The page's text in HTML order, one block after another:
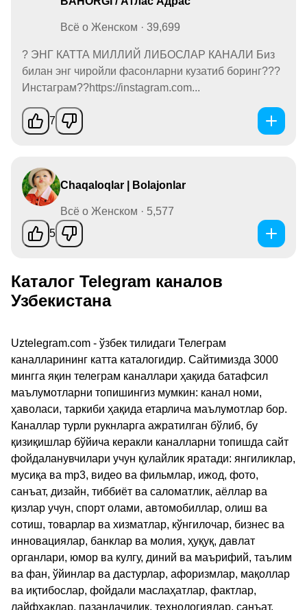
Всё о Женском · 39,699
? ЭНГ КАТТА МИЛЛИЙ ЛИБОСЛАР КАНАЛИ Биз
билан энг чиройли фасонларни кузатиб боринг???
Инстаграм??https://instagram.com...
7
Chaqaloqlar | Bolajonlar
Всё о Женском · 5,577
5
Каталог Telegram каналов
Узбекистана
Uztelegram.com - ўзбек тилидаги Телеграм
каналларининг катта каталогидир. Сайтимизда 3000
мингга яқин телеграм каналлари ҳақида батафсил
маълумотларни топишингиз мумкин: канал номи,
ҳаволаси, таркиби ҳақида етарлича маълумотлар бор.
Каналлар турли рукнларга ажратилган бўлиб, бу
қизиқишлар бўйича керакли каналларни топишда сайт
фойдаланувчилари учун қулайлик яратади: янгиликлар,
мусиқа ва mp3, видео ва фильмлар, ижод, фото,
санъат, дизайн, тиббиёт ва саломатлик, аёллар ва
қизлар учун, спорт олами, автомобиллар, олиш ва
сотиш, товарлар ва хизматлар, кўнгилочар, бизнес ва
инновациялар, банклар ва молия, ҳуқуқ, давлат
органлари, юмор ва кулгу, диний ва маърифий, таълим
ва фан, ўйинлар ва дастурлар, афоризмлар, мақоллар
ва иқтибослар, фойдали маслаҳатлар, фактлар,
лайфхаклар, пазандачилик, технологиялар, санъат,